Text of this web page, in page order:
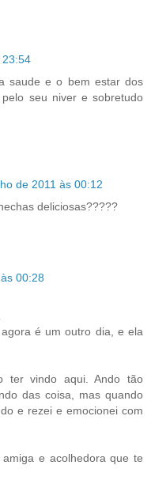
23:54
saude e o bem estar dos
seu niver e sobretudo
de 2011 às 00:12
deliciosas?????
00:28
é um outro dia, e ela
ter vindo aqui. Ando tão
das coisa, mas quando
e rezei e emocionei com
e acolhedora que te